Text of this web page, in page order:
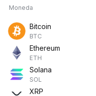
Moneda
Bitcoin
BTC
Ethereum
ETH
Solana
SOL
XRP